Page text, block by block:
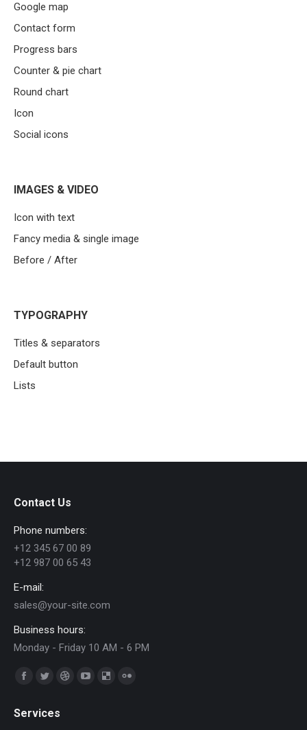
Google map
Contact form
Progress bars
Counter & pie chart
Round chart
Icon
Social icons
IMAGES & VIDEO
Icon with text
Fancy media & single image
Before / After
TYPOGRAPHY
Titles & separators
Default button
Lists
Contact Us
Phone numbers:
+12 345 67 00 89
+12 987 00 65 43
E-mail:
sales@your-site.com
Business hours:
Monday - Friday 10 AM - 6 PM
Trouvez nous sur :
Facebook
opens
Twitter
opens
Dribble YouTubeDelicious
Services